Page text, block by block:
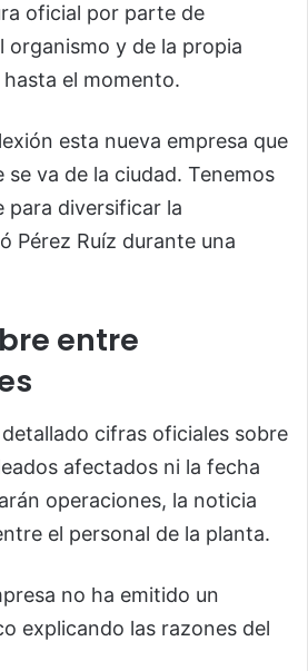
oficial por parte de
organismo y de la propia
el momento.
esta nueva empresa que
se va de la ciudad. Tenemos
para diversificar la
Pérez Ruíz durante una
entre
cifras oficiales sobre
afectados ni la fecha
operaciones, la noticia
el personal de la planta.
no ha emitido un
explicando las razones del